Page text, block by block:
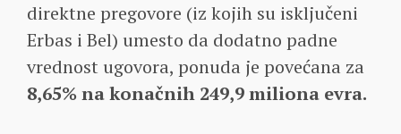
direktne pregovore (iz kojih su isključeni
Erbas i Bel) umesto da dodatno padne
vrednost ugovora, ponuda je povećana za
8,65% na konačnih 249,9 miliona evra.